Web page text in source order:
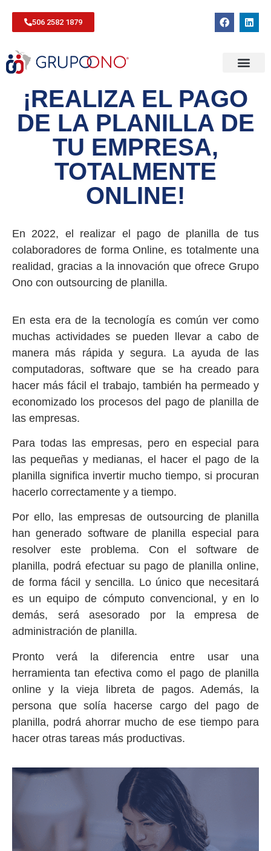
506 2582 1879
¡REALIZA EL PAGO
DE LA PLANILLA DE
TU EMPRESA,
TOTALMENTE
ONLINE!
En 2022, el realizar el pago de planilla de tus
colaboradores de forma Online, es totalmente una
realidad, gracias a la innovación que ofrece Grupo
Ono con outsourcing de planilla.
En esta era de la tecnología es común ver como
muchas actividades se pueden llevar a cabo de
manera más rápida y segura. La ayuda de las
computadoras, software que se ha creado para
hacer más fácil el trabajo, también ha permeado y
economizado los procesos del pago de planilla de
las empresas.
Para todas las empresas, pero en especial para
las pequeñas y medianas, el hacer el pago de la
planilla significa invertir mucho tiempo, si procuran
hacerlo correctamente y a tiempo.
Por ello, las empresas de outsourcing de planilla
han generado software de planilla especial para
resolver este problema. Con el software de
planilla, podrá efectuar su pago de planilla online,
de forma fácil y sencilla. Lo único que necesitará
es un equipo de cómputo convencional, y en lo
demás, será asesorado por la empresa de
administración de planilla.
Pronto verá la diferencia entre usar una
herramienta tan efectiva como el pago de planilla
online y la vieja libreta de pagos. Además, la
persona que solía hacerse cargo del pago de
planilla, podrá ahorrar mucho de ese tiempo para
hacer otras tareas más productivas.